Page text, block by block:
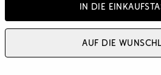
In die
Auf die